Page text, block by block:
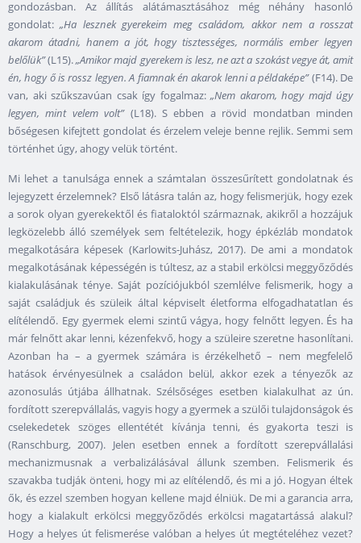
gondozásban. Az állítás alátámasztásához még néhány hasonló
gondolat:„Ha lesznek gyerekeim meg családom, akkor nem a rosszat
akarom átadni, hanem a jót, hogy tisztességes, normális ember legyen
belőlük”(L15).„Amikor majd gyerekem is lesz, ne azt a szokást vegye át, amit
én, hogy ő is rossz legyen. A fiamnak én akarok lenni a példaképe”(F14). De
van, aki szűkszavúan csak így fogalmaz: „Nem akarom, hogy majd úgy
legyen, mint velem volt” (L18). S ebben a rövid mondatban minden
bőségesen kifejtett gondolat és érzelem veleje benne rejlik. Semmi sem
történhet úgy, ahogy velük történt.
Mi lehet a tanulsága ennek a számtalan összesűrített gondolatnak és
lejegyzett érzelemnek? Első látásra talán az, hogy felismerjük, hogy ezek
a sorok olyan gyerekektől és fiataloktól származnak, akikről a hozzájuk
legközelebb álló személyek sem feltételezik, hogy épkézláb mondatok
megalkotására képesek (Karlowits-Juhász, 2017). De ami a mondatok
megalkotásának képességén is túltesz, az a stabil erkölcsi meggyőződés
kialakulásának ténye. Saját pozíciójukból szemlélve felismerik, hogy a
saját családjuk és szüleik által képviselt életforma elfogadhatatlan és
elítélendő. Egy gyermek elemi szintű vágya, hogy felnőtt legyen. És ha
már felnőtt akar lenni, kézenfekvő, hogy a szüleire szeretne hasonlítani.
Azonban ha – a gyermek számára is érzékelhető – nem megfelelő
hatások érvényesülnek a családon belül, akkor ezek a tényezők az
azonosulás útjába állhatnak. Szélsőséges esetben kialakulhat az ún.
fordított szerepvállalás, vagyis hogy a gyermek a szülői tulajdonságok és
cselekedetek szöges ellentétét kívánja tenni, és gyakorta teszi is
(Ranschburg, 2007). Jelen esetben ennek a fordított szerepvállalási
mechanizmusnak a verbalizálásával állunk szemben. Felismerik és
szavakba tudják önteni, hogy mi az elítélendő, és mi a jó. Hogyan éltek
ők, és ezzel szemben hogyan kellene majd élniük. De mi a garancia arra,
hogy a kialakult erkölcsi meggyőződés erkölcsi magatartássá alakul?
Hogy a helyes út felismerése valóban a helyes út megtételéhez vezet?